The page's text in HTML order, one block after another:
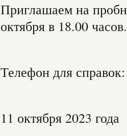
Приглашаем на
октября в 18.00
Телефон для
11 октября 2023 года